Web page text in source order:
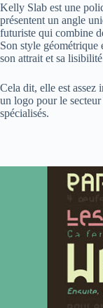
Kelly Slab est une
présentent un angle
futuriste qui combine
Son style géométrique
son attrait et sa
Cela dit, elle est assez
un logo pour le
spécialisés.